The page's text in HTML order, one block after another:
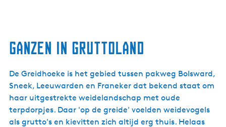
Ganzen in Gruttoland
De Greidhoeke is het gebied tussen pakweg Bolsward,
Sneek, Leeuwarden en Franeker dat bekend staat om
haar uitgestrekte weidelandschap met oude
terpdorpjes. Daar 'op de greide' voelden weidevogels
als grutto's en kievitten zich altijd erg thuis. Helaas